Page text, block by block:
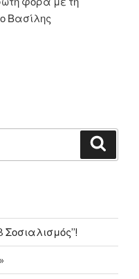
Βασίλης
Σοσιαλισμός”!